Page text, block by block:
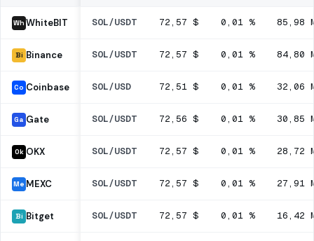
Wh WhiteBIT SOL/USDT 72,57 $ 0,01 % 85,98
Bi Binance SOL/USDT 72,57 $ 0,01 % 84,80
Co Coinbase SOL/USD 72,51 $ 0,01 % 32,06
Ga Gate SOL/USDT 72,56 $ 0,01 % 30,85
Ok OKX SOL/USDT 72,57 $ 0,01 % 28,72
Me MEXC SOL/USDT 72,57 $ 0,01 % 27,91
Bi Bitget SOL/USDT 72,57 $ 0,01 % 16,42